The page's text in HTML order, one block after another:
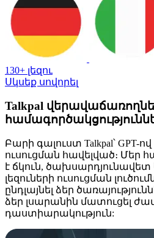
130+ լեզու
Սկսեք սովորել
Talkpal
Բարի գալուստ Talkpal՝ GPT-
ուսուցման հավելված։
է ճկուն,
լեզուների ուսուցման
ընդլայնել ձեր
ձեր լսարանին մատուցել
դաստիարակություն: